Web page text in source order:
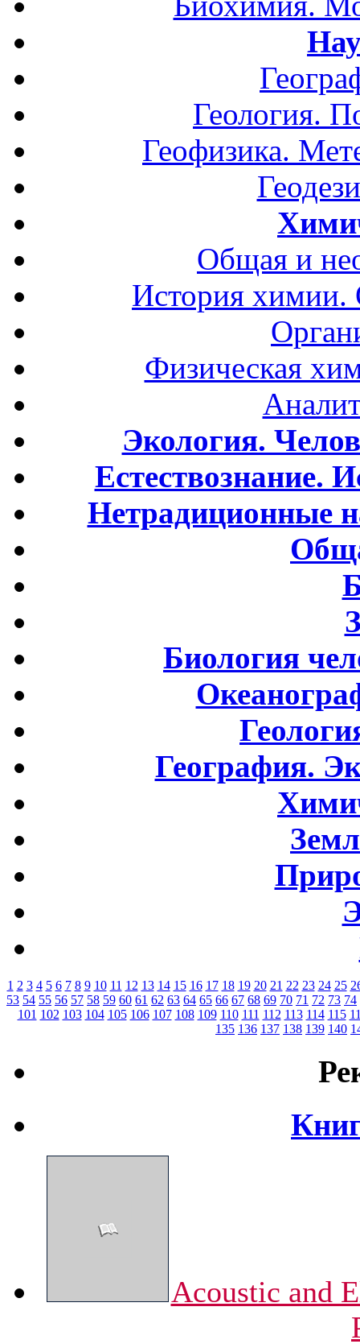
Геология.
Геофизика.
Общая и
История
Физическая
Экология.
Естествознание.
Нетрадиционные
Биология
География.
1 2 3 4 5 6 7 8 9 10 11 12 13 14 15 16 17 18 19 20 21 22 23 24 25
53 54 55 56 57 58 59 60 61 62 63 64 65 66 67 68 69 70 71 72 73 74
101 102 103 104 105 106 107 108 109 110 111 112 113 114 115
135 136 137 138 139 140
Acoustic and